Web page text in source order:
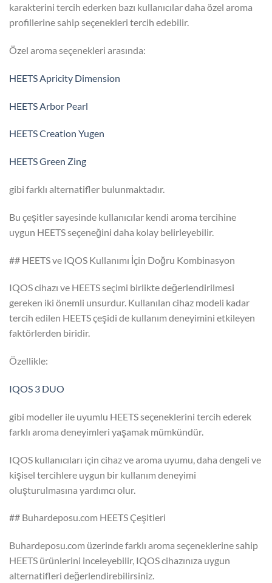
karakterini tercih ederken bazı kullanıcılar daha özel aroma
profillerine sahip seçenekleri tercih edebilir.
Özel aroma seçenekleri arasında:
HEETS Apricity Dimension
HEETS Arbor Pearl
HEETS Creation Yugen
HEETS Green Zing
gibi farklı alternatifler bulunmaktadır.
Bu çeşitler sayesinde kullanıcılar kendi aroma tercihine
uygun HEETS seçeneğini daha kolay belirleyebilir.
## HEETS ve IQOS Kullanımı İçin Doğru Kombinasyon
IQOS cihazı ve HEETS seçimi birlikte değerlendirilmesi
gereken iki önemli unsurdur. Kullanılan cihaz modeli kadar
tercih edilen HEETS çeşidi de kullanım deneyimini etkileyen
faktörlerden biridir.
Özellikle:
IQOS 3 DUO
gibi modeller ile uyumlu HEETS seçeneklerini tercih ederek
farklı aroma deneyimleri yaşamak mümkündür.
IQOS kullanıcıları için cihaz ve aroma uyumu, daha dengeli ve
kişisel tercihlere uygun bir kullanım deneyimi
oluşturulmasına yardımcı olur.
## Buhardeposu.com HEETS Çeşitleri
Buhardeposu.com üzerinde farklı aroma seçeneklerine sahip
HEETS ürünlerini inceleyebilir, IQOS cihazınıza uygun
alternatifleri değerlendirebilirsiniz.